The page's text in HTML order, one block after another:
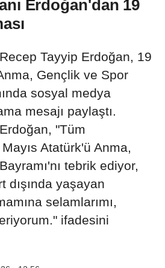
Erdoğan'dan 19
Tayyip Erdoğan, 19
Gençlik ve Spor
sosyal medya
mesajı paylaştı.
"Tüm
Atatürk'ü Anma,
tebrik ediyor,
dışında yaşayan
selamlarımı,
ifadesini